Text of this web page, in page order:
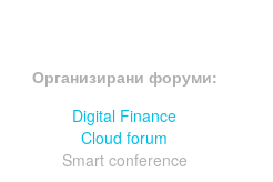
Организирани форуми:
Digital Finance
Cloud forum
Smart conference